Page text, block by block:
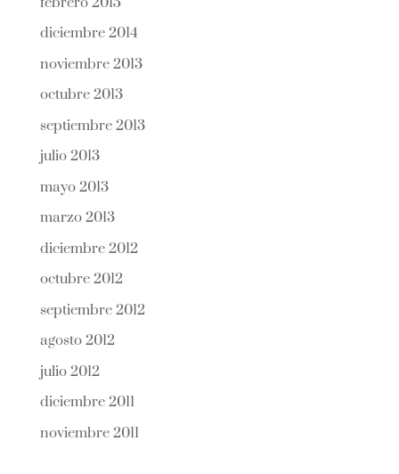
diciembre 2014
noviembre 2013
octubre 2013
septiembre 2013
julio 2013
mayo 2013
marzo 2013
diciembre 2012
octubre 2012
septiembre 2012
agosto 2012
julio 2012
diciembre 2011
noviembre 2011